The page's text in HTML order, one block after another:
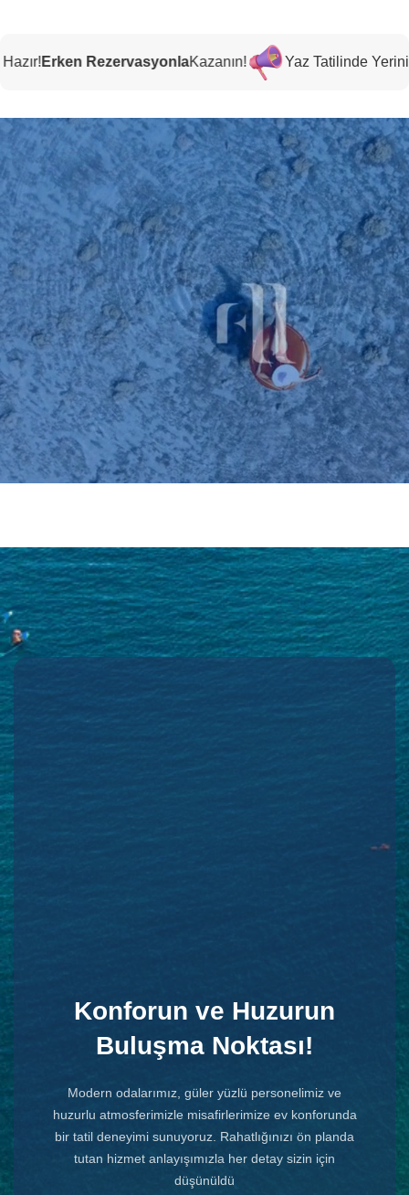
RezervasyonlaKazanın! Yaz Tatilinde Yeriniz Hazır!
Konforun ve Huzurun
Buluşma Noktası!
Modern odalarımız, güler yüzlü personelimiz ve
huzurlu atmosferimizle misafirlerimize ev konforunda
bir tatil deneyimi sunuyoruz. Rahatlığınızı ön planda
tutan hizmet anlayışımızla her detay sizin için
düşünüldü